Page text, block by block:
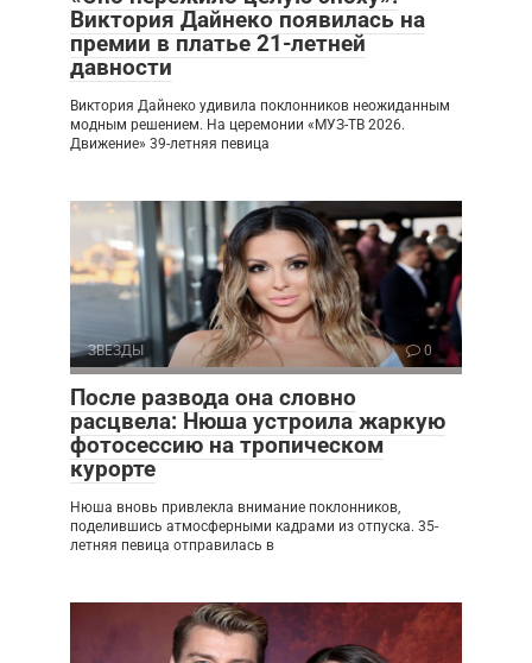
Виктория Дайнеко появилась на
премии в платье 21-летней
давности
Виктория Дайнеко удивила поклонников неожиданным
модным решением. На церемонии «МУЗ-ТВ 2026.
Движение» 39-летняя певица
ЗВЕЗДЫ 0
После развода она словно
расцвела: Нюша устроила жаркую
фотосессию на тропическом
курорте
Нюша вновь привлекла внимание поклонников,
поделившись атмосферными кадрами из отпуска. 35-
летняя певица отправилась в